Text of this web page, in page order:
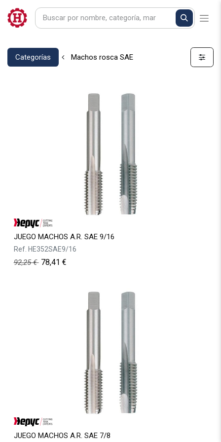
Categorías Machos rosca SAE
JUEGO MACHOS A.R. SAE 9/16
Ref. HE352SAE9/16
92,25€ 78,41 €
JUEGO MACHOS A.R. SAE 7/8